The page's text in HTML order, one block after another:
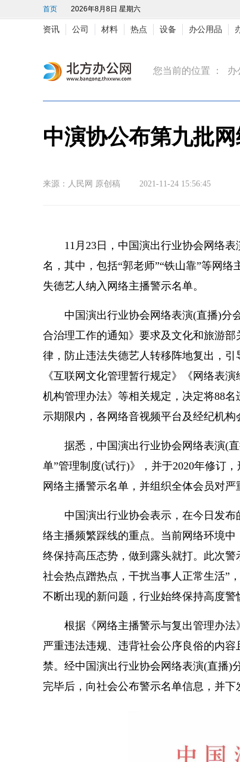
首页 2026年8月8日 星期六
资讯 公司 材料 热点 设备 办公用品
您当前的位置 ： 办
中演协公布第九批
来源：人民网 原创稿 2021-11-24 15:56:45
11月23日，中国演出行业协会网络
名，其中，包括“郭老师”“铁山靠”等网
失德艺人纳入网络主播警示名单。
中国演出行业协会网络表演(直播)分
合治理工作的通知》要求及文化和旅游
律，防止违法失德艺人转移阵地复出，
《互联网文化管理暂行规定》《网络表
机构管理办法》等相关规定，决定将88名
示期限内，各网络音视频平台及经纪机构
据悉，中国演出行业协会网络表演(
单”管理制度(试行)》，并于2020年修订
网络主播警示名单，并组织全体会员对严
中国演出行业协会表示，在今日发
络主播频繁踩线的重点。当前网络环境
终保持高压态势，做到露头就打。此次警
社会热点蹭热点，干扰当事人正常生活”
不断出现的新问题，行业始终保持高度警
根据《网络主播警示与复出管理办
严重违法违规、违背社会公序良俗的内
禁。经中国演出行业协会网络表演(直播)
完毕后，向社会公布警示名单信息，并下